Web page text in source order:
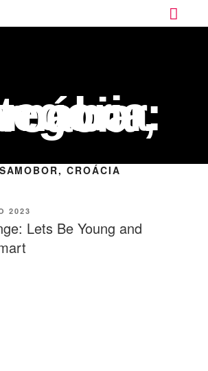
croácia
SAMOBOR, CROÁCIA
2023
Lets Be Young and